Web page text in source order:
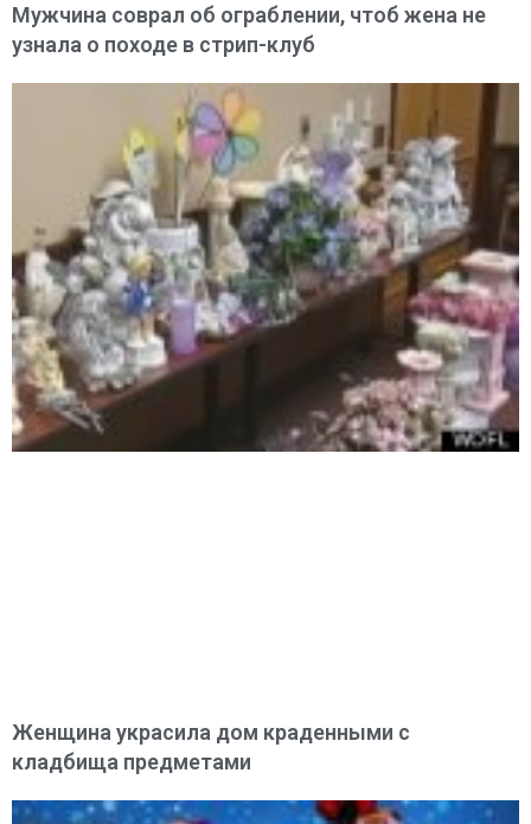
Мужчина соврал об ограблении, чтоб жена не
узнала о походе в стрип-клуб
Женщина украсила дом краденными с
кладбища предметами